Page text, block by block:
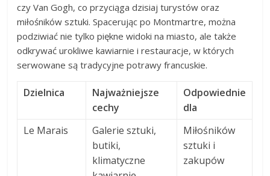
czy Van Gogh, co przyciąga dzisiaj turystów oraz
miłośników sztuki. Spacerując po Montmartre, można
podziwiać nie tylko piękne widoki na miasto, ale także
odkrywać urokliwe kawiarnie i restauracje, w których
serwowane są tradycyjne potrawy francuskie.
Dzielnica
Najważniejsze
cechy
Odpowiednie
dla
Le Marais
Galerie sztuki,
butiki,
klimatyczne
Miłośników
sztuki i
zakupów